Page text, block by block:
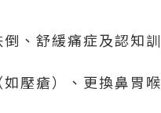
、舒緩痛症及認知訓
壓瘡）、更換鼻胃喉